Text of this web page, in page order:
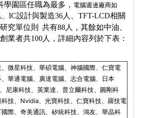
學園區任職為最多， 電腦週邊廠商如
IC設計與製造36人、TFT-LCD相關
究單位則 共有88人，其餘如中油、
業者共100人，詳細內容列於下表：
微星科技、華碩電腦、神腦國際、仁寶電
、華通電腦、廣達電腦、志合電腦、日本
尼康科技、英業達、普立爾科技、圓剛科
技、Nvidia、光寶科技、仁寶科技、羅技電
際、奇美通訊、矽統科技、鴻友、華晶科